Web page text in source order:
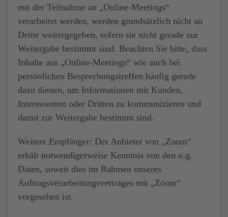
mit der Teilnahme an „Online-Meetings“
verarbeitet werden, werden grundsätzlich nicht an
Dritte weitergegeben, sofern sie nicht gerade zur
Weitergabe bestimmt sind. Beachten Sie bitte, dass
Inhalte aus „Online-Meetings“ wie auch bei
persönlichen Besprechungstreffen häufig gerade
dazu dienen, um Informationen mit Kunden,
Interessenten oder Dritten zu kommunizieren und
damit zur Weitergabe bestimmt sind.
Weitere Empfänger: Der Anbieter von „Zoom“
erhält notwendigerweise Kenntnis von den o.g.
Daten, soweit dies im Rahmen unseres
Auftragsverarbeitungsvertrages mit „Zoom“
vorgesehen ist.